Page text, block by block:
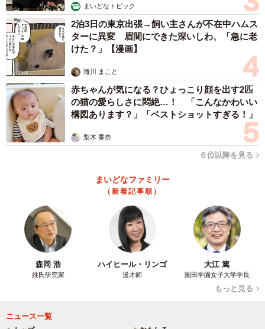
まいどなトピック
2泊3日の東京出張→飼い主さんが不在中ハムス
ターに異変 眉間にできた深いしわ、「急に老
けた？」【漫画】
海川 まこと
赤ちゃんが気になる？ひょっこり顔を出す2匹
の猫の愛らしさに悶絶…！ 「こんなかわいい
構図あります？」「ベストショットすぎる！」
梨木 香奈
６位以降を見る
まいどなファミリー
（新着記事順）
森岡 浩
姓氏研究家
ハイヒール・リンゴ
漫才師
大江 篤
園田学園女子大学学長
もっと見る
ニュース一覧